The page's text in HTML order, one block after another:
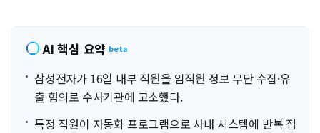
AI 핵심 요약 beta
삼성전자가 16일 내부 직원을 임직원 정보 무단 수집·유
출 혐의로 수사기관에 고소했다.
특정 직원이 자동화 프로그램으로 사내 시스템에 반복 접